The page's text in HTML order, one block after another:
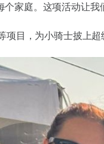
个家庭。这项活动让
项目，为小骑士披上